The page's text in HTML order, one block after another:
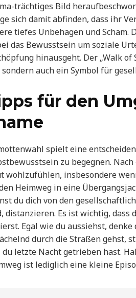
trächtiges Bild
sich damit abfinden, dass ihr
tiefes Unbehagen und
das Bewusstsein um soziale
hinausgeht. Der „Walk
sondern auch ein Symbol für
für den
spielt eine
zu begegnen.
wohlzufühlen, insbesondere
Heimweg in eine
du dich von den
distanzieren. Es ist wichtig, dass
Egal wie du aussiehst,
durch die Straßen gehst,
du letzte Nacht getrieben hast.
ist lediglich eine kleine